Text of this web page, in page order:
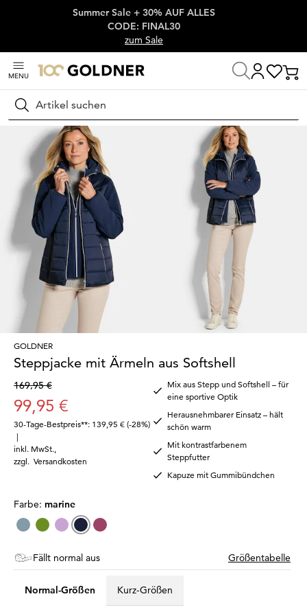
Überspringe Navigation, direkt zum Content
Summer Sale + 30% AUF ALLES
CODE: FINAL30
zum Sale
MENU
Suchen
Startseite Damenmode
GOLDNER
Steppjacke mit Ärmeln aus Softshell
169,95 €
99,95 €
30-Tage-Bestpreis**: 139,95 € (-28%)
|
inkl. MwSt.
zzgl. Versandkosten
Mix aus Stepp und Softshell – für
eine sportive Optik
Herausnehmbarer Einsatz – hält
schön warm
Mit kontrastfarbenem
Steppfutter
Kapuze mit Gummibündchen
Farbe: marine
Fällt normal aus Größentabelle
Normal-Größen Kurz-Größen